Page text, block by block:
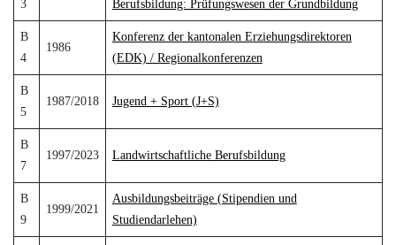
3
Berufsbildung: Prüfungswesen der Grundbildung
B
4
1986
Konferenz der kantonalen Erziehungsdirektoren
(EDK) / Regionalkonferenzen
B
5
1987/2018 Jugend + Sport (J+S)
B
7
1997/2023 Landwirtschaftliche Berufsbildung
B
9
1999/2021
Ausbildungsbeiträge (Stipendien und
Studiendarlehen)